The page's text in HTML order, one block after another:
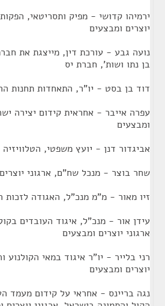
ירמיהו קדושי - מפיק ותסריטאי,
יוצרים ומבצעים
נועה גבע - עורכת דין, מייצגת את
בן נתו ושות', חברת יס
דוד בן בסט - יו"ר, התאחדות תחנות
עפרה אייבר - אחראית קידום יצירה
ומבצעים
אביגדור דנן - יועץ משפטי, הטלוויזיה
שחר בוצר - מנכל שח"ם, ארגוני
זיו מאור - מ"מ מנכ"ל, האגודה לזכות
עידן אור - מנכ"ל, איגוד העובדים
ארגוני יוצרים ומבצעים
רני בלייר - יו"ר איגוד במאי הקולנוע
יוצרים ומבצעים
נגה בריינס - אחראי על קידום מעמד